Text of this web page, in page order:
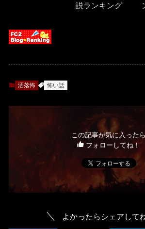
説ランキング
洒落怖 怖い話
この記事が気に入ったら
フォローしてね！
よかったらシェアして